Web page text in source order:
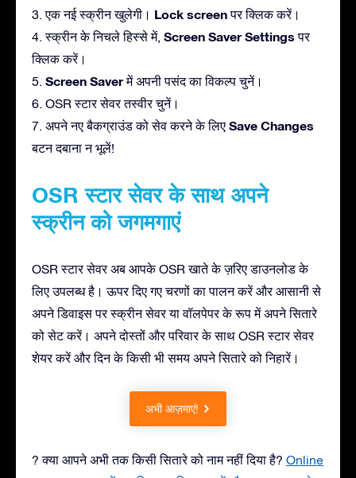
3. एक नई स्क्रीन खुलेगी। Lock screenपर क्लिक करें।
4. स्क्रीन के निचले हिस्से में, Screen Saver Settings पर
क्लिक करें।
5. Screen Saverमें अपनी पसंद का विकल्प चुनें।
6. OSR स्टार सेवर तस्वीर चुनें।
7. अपने नए बैकग्राउंड को सेव करने के लिए Save Changes
बटन दबाना न भूलें!
OSR स्टार सेवर के साथ अपने
स्क्रीन को जगमगाएं
OSR स्टार सेवर अब आपके OSR खाते के ज़रिए डाउनलोड के
लिए उपलब्ध है। ऊपर दिए गए चरणों का पालन करें और आसानी से
अपने डिवाइस पर स्क्रीन सेवर या वॉलपेपर के रूप में अपने सितारे
को सेट करें। अपने दोस्तों और परिवार के साथ OSR स्टार सेवर
शेयर करें और दिन के किसी भी समय अपने सितारे को निहारें।
अभी आज़माएं!
? क्या आपने अभी तक किसी सितारे को नाम नहीं दिया है? Online